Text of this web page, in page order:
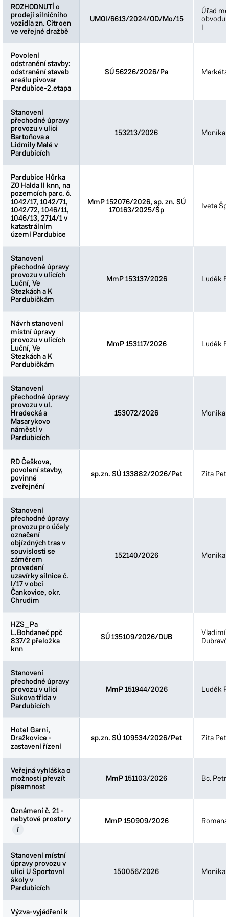
ROZHODNUTÍ o
prodeji silničního
vozidla zn. Citroen
ve veřejné dražbě
UMOI/6613/2024/OD/Mo/15
Úřad
obvodu
I
Povolení
odstranění stavby:
odstranění staveb
areálu pivovar
Pardubice-2.etapa
SÚ 56226/2026/Pa
Stanovení
přechodné úpravy
provozu v ulici
Bartoňova a
Lidmily Malé v
Pardubicích
153213/2026 Monika
Pardubice Hůrka
ZO Halda II knn, na
pozemcích parc. č.
1042/17, 1042/71,
1042/72, 1046/11,
1046/13, 2714/1 v
katastrálním
území Pardubice
MmP 152076/2026, sp. zn. SÚ
170163/2025/Šp
Iveta
Stanovení
přechodné úpravy
provozu v ulicích
Luční, Ve
Stezkách a K
Pardubičkám
MmP 153137/2026 Luděk
Návrh stanovení
místní úpravy
provozu v ulicích
Luční, Ve
Stezkách a K
Pardubičkám
MmP 153117/2026 Luděk
Stanovení
přechodné úpravy
provozu v ul.
Hradecká a
Masarykovo
náměstí v
Pardubicích
153072/2026 Monika
RD Češkova,
povolení stavby,
povinné
zveřejnění
sp.zn. SÚ 133882/2026/Pet Zita
Stanovení
přechodné úpravy
provozu pro účely
označení
objízdných tras v
souvislosti se
záměrem
provedení
uzavírky silnice č.
I/17 v obci
Čankovice, okr.
Chrudim
152140/2026 Monika
HZS_Pa
L.Bohdaneč ppč
837/2 přeložka
knn
SÚ 135109/2026/DUB
Stanovení
přechodné úpravy
provozu v ulici
Sukova třída v
Pardubicích
MmP 151944/2026 Luděk
Hotel Garni,
Dražkovice -
zastavení řízení
sp.zn. SÚ 109534/2026/Pet Zita
Veřejná vyhláška o
možnosti převzít
písemnost
MmP 151103/2026 Bc.
Oznámení č. 21 -
nebytové prostory
MmP 150909/2026
Stanovení místní
úpravy provozu v
ulici U Sportovní
školy v
Pardubicích
150056/2026 Monika
Výzva-vyjádření k
ROZHODNUTÍ o
prodeji silničního
vozidla zn. Citroen
ve veřejné dražbě
Povolení
odstranění stavby:
odstranění staveb
areálu pivovar
Pardubice-2.etapa
Stanovení
přechodné úpravy
provozu v ulici
Bartoňova a
Lidmily Malé v
Pardubicích
Pardubice Hůrka
ZO Halda II knn, na
pozemcích parc. č.
1042/17, 1042/71,
1042/72, 1046/11,
1046/13, 2714/1 v
katastrálním
území Pardubice
Stanovení
přechodné úpravy
provozu v ulicích
Luční, Ve
Stezkách a K
Pardubičkám
Návrh stanovení
místní úpravy
provozu v ulicích
Luční, Ve
Stezkách a K
Pardubičkám
Stanovení
přechodné úpravy
provozu v ul.
Hradecká a
Masarykovo
náměstí v
Pardubicích
RD Češkova,
povolení stavby,
povinné
zveřejnění
Stanovení
přechodné úpravy
provozu pro účely
označení
objízdných tras v
souvislosti se
záměrem
provedení
uzavírky silnice č.
I/17 v obci
Čankovice, okr.
Chrudim
HZS_Pa
L.Bohdaneč ppč
837/2 přeložka
knn
Stanovení
přechodné úpravy
provozu v ulici
Sukova třída v
Pardubicích
Hotel Garni,
Dražkovice -
zastavení řízení
Veřejná vyhláška o
možnosti převzít
písemnost
Oznámení č. 21 -
nebytové prostory
Stanovení místní
úpravy provozu v
ulici U Sportovní
školy v
Pardubicích
Výzva-vyjádření k